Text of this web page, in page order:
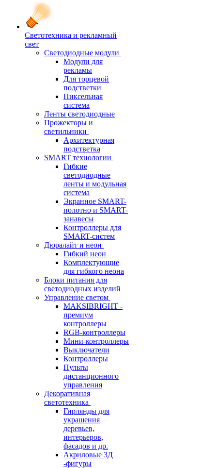
Светотехника и рекламный
свет
Светодиодные модули
Модули для
рекламы
Для торцевой
подстветки
Пиксельная
система
Ленты светодиодные
Прожекторы и
светильники
Архитектурная
подстветка
SMART технологии
Гибкие
светодиодные
ленты и модульная
система
Экранное SMART-
полотно и SMART-
занавесы
Контроллеры для
SMART-систем
Дюралайт и неон
Гибкий неон
Комплектующие
для гибкого неона
Блоки питания для
светодиодных изделий
Управление светом
MAKSIBRIGHT -
премиум
контроллеры
RGB-контроллеры
Мини-контроллеры
Выключатели
Контроллеры
Пульты
дистанционного
управления
Декоративная
светотехника
Гирлянды для
украшения
деревьев,
интерьеров,
фасадов и др.
Акриловые 3Д
-фигуры